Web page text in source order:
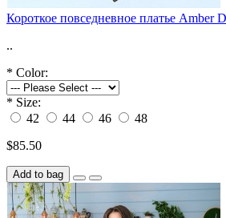
Короткое повседневное платье Amber
..
* Color:
* Size:
42
44 46
48
$85.50
Add to bag